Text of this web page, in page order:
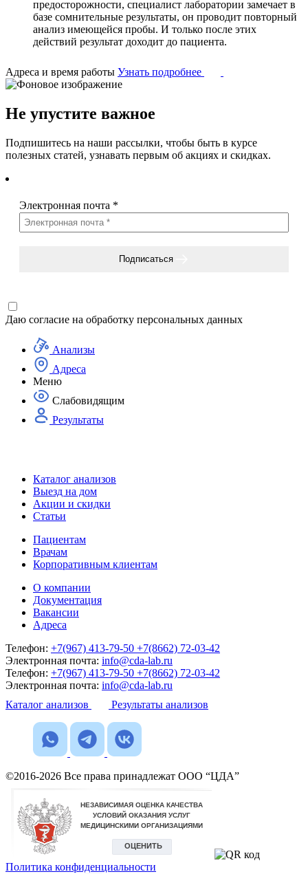
предосторожности, специалист лаборатории замечает в
базе сомнительные результаты, он проводит повторный
анализ имеющейся пробы. И только после этих
действий результат доходит до пациента.
Адреса и время работы Узнать подробнее
Не упустите важное
Подпишитесь на наши рассылки, чтобы быть в курсе
полезных статей, узнавать первым об акциях и скидках.
Электронная почта *
Подписаться
Даю согласие на обработку персональных данных
Анализы
Адреса
Меню
Слабовидящим
Результаты
Каталог анализов
Выезд на дом
Акции и скидки
Статьи
Пациентам
Врачам
Корпоративным клиентам
О компании
Документация
Вакансии
Адреса
Телефон: +7(967) 413-79-50 +7(8662) 72-03-42
Электронная почта: info@cda-lab.ru
Телефон: +7(967) 413-79-50 +7(8662) 72-03-42
Электронная почта: info@cda-lab.ru
Каталог анализов
Результаты анализов
©2016-2026 Все права принадлежат ООО “ЦДА”
Политика конфиденциальности